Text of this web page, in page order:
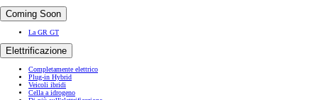
Coming Soon
La GR GT
Elettrificazione
Completamente elettrico
Plug-in Hybrid
Veicoli ibridi
Cella a idrogeno